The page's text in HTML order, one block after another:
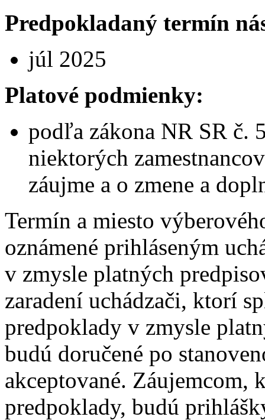
Predpokladaný termín
júl 2025
Platové podmienky:
podľa zákona NR SR č.
niektorých
záujme a o zmene a
Termín a miesto
oznámené prihláseným
v zmysle platných
zaradení uchádzači, ktorí
predpoklady v zmysle
budú doručené po
akceptované.
predpoklady, budú